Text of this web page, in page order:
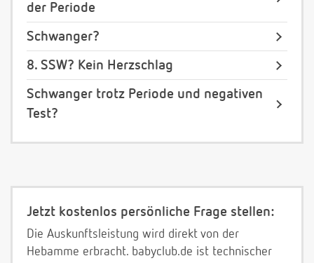
der Periode
Schwanger?
8. SSW? Kein Herzschlag
Schwanger trotz Periode und negativen
Test?
Jetzt kostenlos persönliche Frage stellen:
Die Auskunftsleistung wird direkt von der
Hebamme erbracht. babyclub.de ist technischer